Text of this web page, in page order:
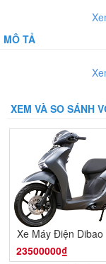
MÔ TẢ
XEM VÀ SO SÁNH
Xe Máy Điện Dibao
23500000₫